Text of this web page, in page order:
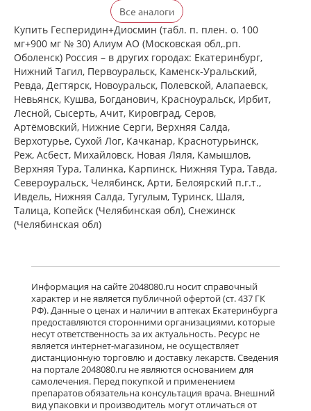
Детралекс (табл. п. плен. о. 500 мг №
60) Лаборатории Сервье Индастри
Франция Сервье РУС ООО Россия
есть в 529 аптеках
от 1 790,00 до 3 422,00
Венарус (табл. п. плен. о. 50 мг+450
мг № 30) Алиум АО (Московская
обл,.рп. Оболенск) Россия
есть в 455 аптеках
от 890,00 до 1 980,00
Венарус (табл. п. плен. о. 50 мг+450
мг № 60) Алиум АО (Московская
обл,.рп. Оболенск) Россия
есть в 424 аптеках
от 1 328,90 до 2 395,00
Детралекс (табл. п. плен. о. 1000 мг
№ 60) Лаборатории Сервье
Индастри Франция Сервье РУС ООО
Россия
есть в 668 аптеках
от 2 746,00 до 4 170,00
Флебавен (табл. п. плен. о. 500 мг №
32) КРКА-Рус ООО Россия
есть в 25 аптеках
от 865,00 до 1 566,00
Все аналоги
Купить Гесперидин+Диосмин (табл. п. плен. о. 100
мг+900 мг № 30) Алиум АО (Московская обл,.рп.
Оболенск) Россия – в других городах: Екатеринбург,
Нижний Тагил, Первоуральск, Каменск-Уральский,
Ревда, Дегтярск, Новоуральск, Полевской, Алапаевск,
Невьянск, Кушва, Богданович, Красноуральск, Ирбит,
Лесной, Сысерть, Ачит, Кировград, Серов,
Артёмовский, Нижние Cерги, Верхняя Салда,
Верхотурье, Сухой Лог, Качканар, Краснотурьинск,
Реж, Асбест, Михайловск, Новая Ляля, Камышлов,
Верхняя Тура, Талинка, Карпинск, Нижняя Тура, Тавда,
Североуральск, Челябинск, Арти, Белоярский п.г.т.,
Ивдель, Нижняя Салда, Тугулым, Туринск, Шаля,
Талица, Копейск (Челябинская обл), Снежинск
(Челябинская обл)
Информация на сайте 2048080.ru носит справочный
характер и не является публичной офертой (ст. 437 ГК
РФ). Данные о ценах и наличии в аптеках Екатеринбурга
предоставляются сторонними организациями, которые
несут ответственность за их актуальность. Ресурс не
является интернет-магазином, не осуществляет
дистанционную торговлю и доставку лекарств. Сведения
на портале 2048080.ru не являются основанием для
самолечения. Перед покупкой и применением
препаратов обязательна консультация врача. Внешний
вид упаковки и производитель могут отличаться от